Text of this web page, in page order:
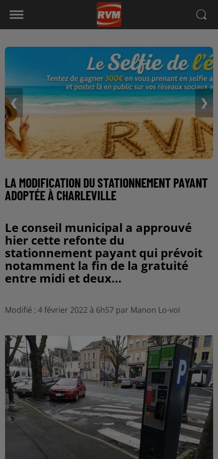
❮ ❯
LA MODIFICATION DU STATIONNEMENT PAYANT
ADOPTÉE À CHARLEVILLE
Le conseil municipal a approuvé
hier cette refonte du
stationnement payant qui prévoit
notamment la fin de la gratuité
entre midi et deux...
Modifié : 4 février 2022 à 6h57 par Manon Lo-voï